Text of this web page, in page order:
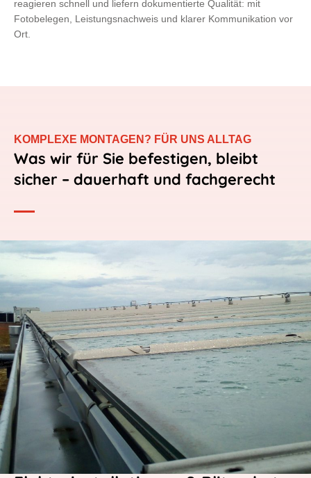
reagieren schnell und liefern dokumentierte Qualität: mit
Fotobelegen, Leistungsnachweis und klarer Kommunikation vor
Ort.
KOMPLEXE MONTAGEN? FÜR UNS ALLTAG
Was wir für Sie befestigen, bleibt
sicher – dauerhaft und fachgerecht